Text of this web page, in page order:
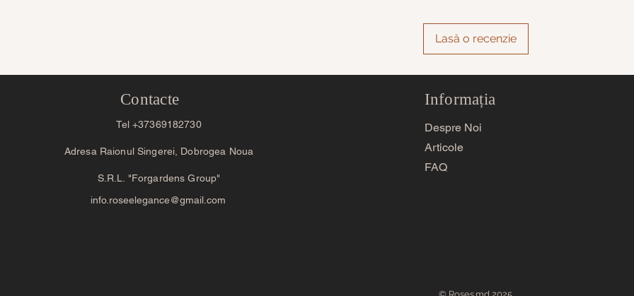
Lasă o recenzie
Contacte
Tel +37369182730
Adresa Raionul Singerei, Dobrogea Noua
S.R.L. "Forgardens Group"
info.roseelegance@gmail.com
Informația
Despre Noi
Articole
FAQ